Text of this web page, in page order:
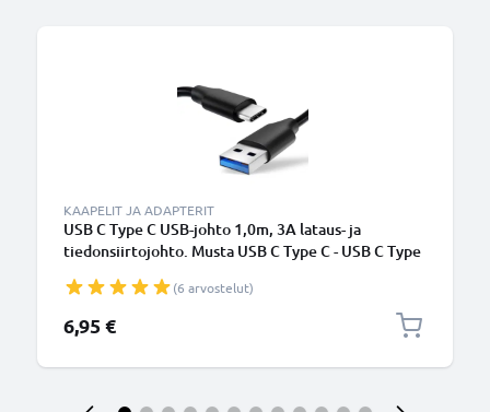
KAAPELIT JA ADAPTERIT
USB C Type C USB-johto 1,0m, 3A lataus- ja
tiedonsiirtojohto. Musta USB C Type C - USB C Type
(6 arvostelut)
6,95 €